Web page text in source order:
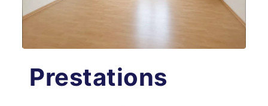
Prestations